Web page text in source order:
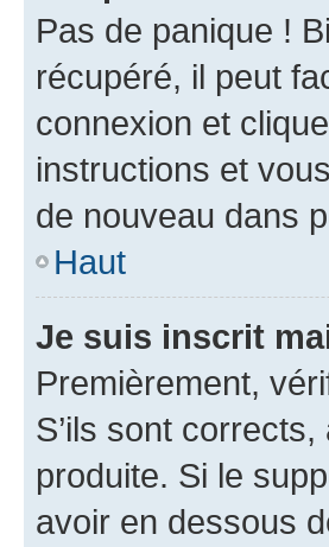
Pas de panique !
récupéré, il peut
connexion et
instructions et
de nouveau dans
Haut
Je suis inscrit
Premièrement,
S’ils sont
produite. Si le
avoir en dessous